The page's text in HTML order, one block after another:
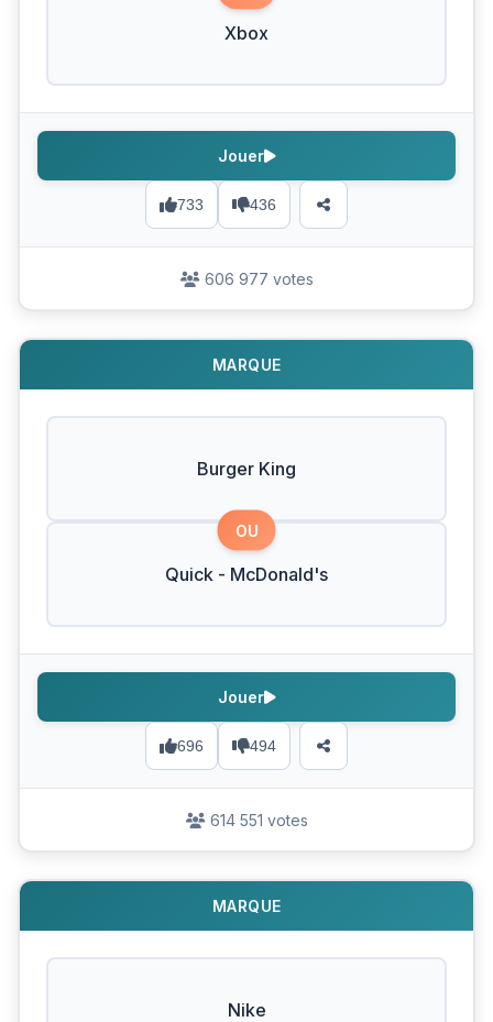
Xbox
733 436
Jouer
606 977 votes
MARQUE
Burger King
OU
Quick - McDonald's
696 494
Jouer
614 551 votes
MARQUE
Nike